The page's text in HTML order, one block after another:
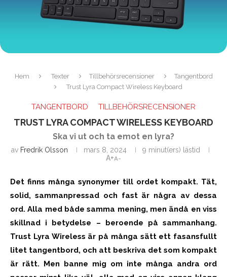
Hem Texter Tillbehörsrecensioner
Tangentbord
Trust Lyra Compact Wireless Keyboard
TANGENTBORD TILLBEHÖRSRECENSIONER
TRUST LYRA COMPACT WIRELESS KEYBOARD
Ska vi ut och ta emot en lyra?
av Fredrik Olsson mars 8, 2024
9 minut(ers) lästid
A+A-
Det finns många synonymer till ordet kompakt. Tät,
solid, sammanpressad och fast är några av dessa
ord. Alla med både samma mening, men ändå en viss
skillnad i betydelse – beroende på sammanhang.
Trust Lyra Wireless är på många sätt ett fasansfullt
litet tangentbord, och att beskriva det som kompakt
är rätt. Men banne mig om inte många andra ord